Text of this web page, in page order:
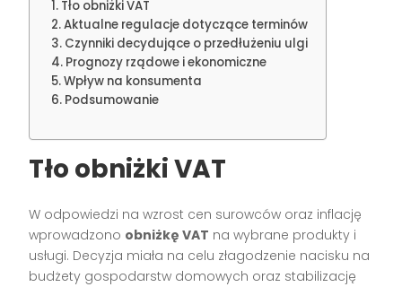
Tło obniżki VAT
Aktualne regulacje dotyczące terminów
Czynniki decydujące o przedłużeniu ulgi
Prognozy rządowe i ekonomiczne
Wpływ na konsumenta
Podsumowanie
Tło obniżki VAT
W odpowiedzi na wzrost cen surowców oraz inflację
wprowadzono obniżkę VAT na wybrane produkty i
usługi. Decyzja miała na celu złagodzenie nacisku na
budżety gospodarstw domowych oraz stabilizację